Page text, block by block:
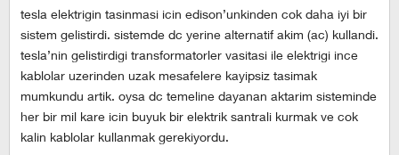
tesla elektrigin tasinmasi icin edison’unkinden cok daha iyi bir
sistem gelistirdi. sistemde dc yerine alternatif akim (ac) kullandi.
tesla’nin gelistirdigi transformatorler vasitasi ile elektrigi ince
kablolar uzerinden uzak mesafelere kayipsiz tasimak
mumkundu artik. oysa dc temeline dayanan aktarim sisteminde
her bir mil kare icin buyuk bir elektrik santrali kurmak ve cok
kalin kablolar kullanmak gerekiyordu.